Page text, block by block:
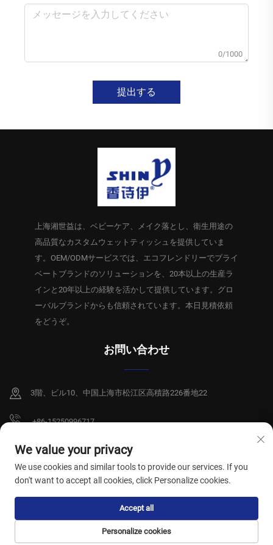
0/1000
提出する
上海湘世益は、ベビーケア、メイク落とし、衛生用途の
高品質なカスタムウェットティッシュを提供していま
す。OEM/ODMサービスでは、エコフレンドリーでプライ
ベートブランドのソリューションを、20本以上の生産ラ
インと20年以上の経験を活かして提供しています。グロ
ーバルブランドからも信頼されています。本日見積依頼
をどうぞ。
お問い合わせ
3階、ビル10、中国上海市松江区高積路226番地22
+86-15250996717
[email protected]
Copyright © 2026 上海祥碩衛生製品有限公司。全著作権所有。 プライバシー
ポリシー
We value your privacy
We use cookies and similar tools to provide our services. If you
don't want to accept all cookies, click Personalize cookies.
Personalize cookies
Accept all